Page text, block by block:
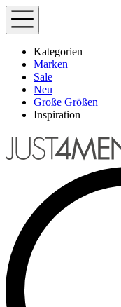
Kategorien
Marken
Sale
Neu
Große Größen
Inspiration